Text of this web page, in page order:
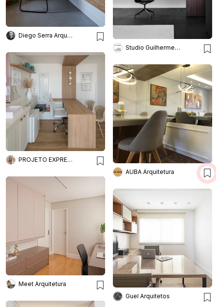
Diego Serra Arquitetura
Studio Guilherme Torres
PROJETO EXPRESS DECOR ONLINE
AUBA Arquitetura
Meet Arquitetura
Guel Arquitetos